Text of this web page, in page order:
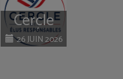
Cercle
des élus
responsables
26 JUIN 2026